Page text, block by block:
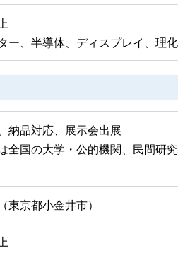
ー、半導体、ディスプレイ、理
納品対応、展示会出展
は全国の大学・公的機関、民間研
東京都小金井市）